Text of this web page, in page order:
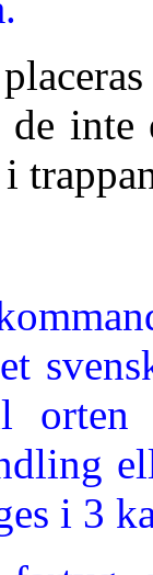
de
orten
i 3